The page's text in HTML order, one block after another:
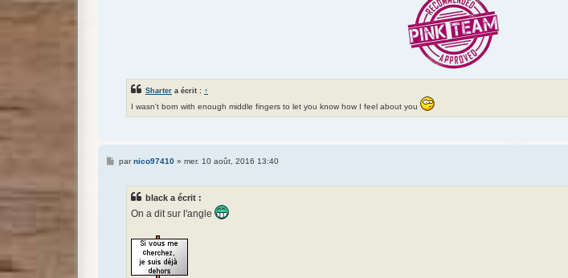
Sharter a écrit : ↑
I wasn't born with enough middle fingers to let you know how I feel about you
Mparnico97410» mer. 10 août, 2016 13:40
black a écrit :
On a dit sur l'angle